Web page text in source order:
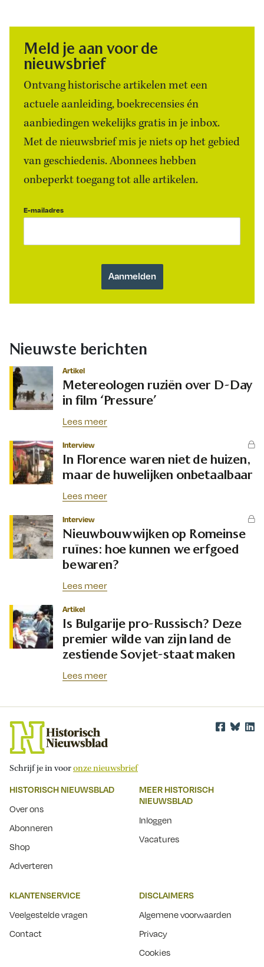
Meld je aan voor de
nieuwsbrief
Ontvang historische artikelen met een
actuele aanleiding, boekrecensies én
aanbiedingen wekelijks gratis in je inbox.
Met de nieuwsbrief mis je niets op het gebied
van geschiedenis. Abonnees hebben
onbeperkt toegang tot alle artikelen.
E-mailadres
Nieuwste berichten
Artikel
Metereologen ruziën over D-Day
in film ‘Pressure’
Lees meer
Interview
In Florence waren niet de huizen,
maar de huwelijken onbetaalbaar
Lees meer
Interview
Nieuwbouwwijken op Romeinse
ruïnes: hoe kunnen we erfgoed
bewaren?
Lees meer
Artikel
Is Bulgarije pro-Russisch? Deze
premier wilde van zijn land de
zestiende Sovjet-staat maken
Lees meer
Schrijf je in vooronze nieuwsbrief
HISTORISCH NIEUWSBLAD
Over ons
Abonneren
Shop
Adverteren
MEER HISTORISCH
NIEUWSBLAD
Inloggen
Vacatures
KLANTENSERVICE
Veelgestelde vragen
Contact
DISCLAIMERS
Algemene voorwaarden
Privacy
Cookies